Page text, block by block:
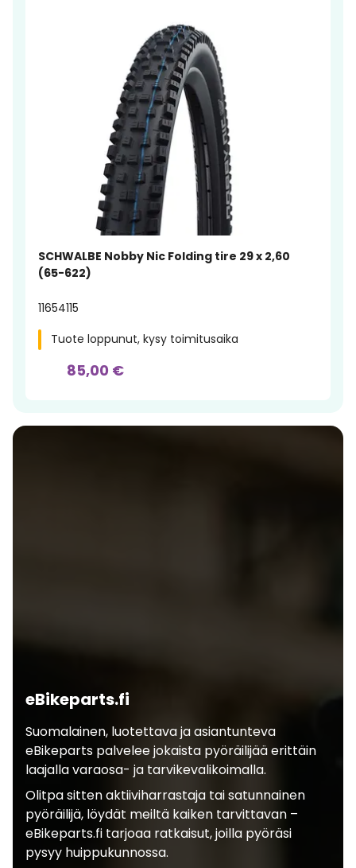
SCHWALBE Nobby Nic Folding tire 29 x 2,60
(65-622)
11654115
Tuote loppunut, kysy toimitusaika
85,00 €
eBikeparts.fi
Suomalainen, luotettava ja asiantunteva
eBikeparts palvelee jokaista pyöräilijää erittäin
laajalla varaosa- ja tarvikevalikoimalla.
Olitpa sitten aktiiviharrastaja tai satunnainen
pyöräilijä, löydät meiltä kaiken tarvittavan –
eBikeparts.fi tarjoaa ratkaisut, joilla pyöräsi
pysyy huippukunnossa.